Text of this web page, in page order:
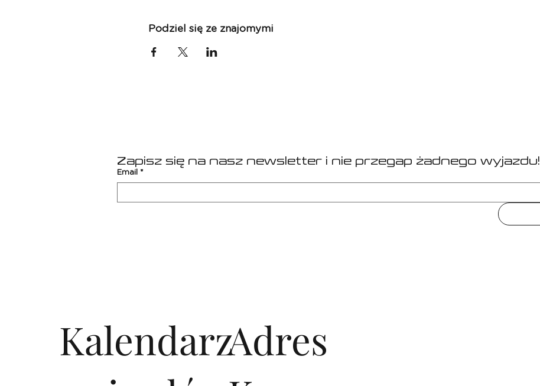
Podziel się ze znajomymi
Zapisz się na nasz newsletter i nie przegap żadnego wyjazdu!
Email *
KalendarzAdres